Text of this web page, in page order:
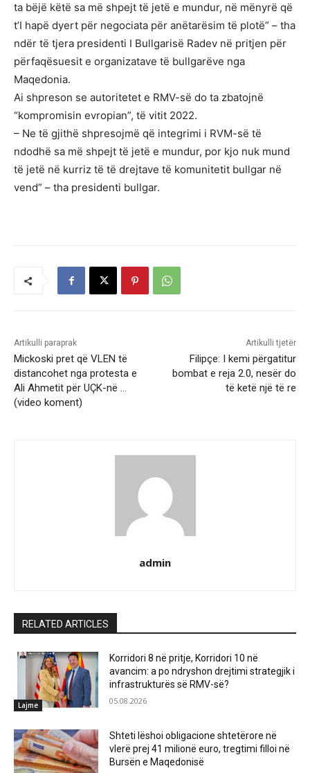
ta bëjë këtë sa më shpejt të jetë e mundur, në mënyrë që
t’I hapë dyert për negociata për anëtarësim të plotë” – tha
ndër të tjera presidenti I Bullgarisë Radev në pritjen për
përfaqësuesit e organizatave të bullgarëve nga
Maqedonia.
Ai shpreson se autoritetet e RMV-së do ta zbatojnë
“kompromisin evropian”, të vitit 2022.
– Ne të gjithë shpresojmë që integrimi i RVM-së të
ndodhë sa më shpejt të jetë e mundur, por kjo nuk mund
të jetë në kurriz të të drejtave të komunitetit bullgar në
vend” – tha presidenti bullgar.
Artikulli paraprak
Mickoski pret që VLEN të
distancohet nga protesta e
Ali Ahmetit për UÇK-në …
(video koment)
Artikulli tjetër
Filipçe: I kemi përgatitur
bombat e reja 2.0, nesër do
të ketë një të re
admin
RELATED ARTICLES
Lajme
Korridori 8 në pritje, Korridori 10 në
avancim: a po ndryshon drejtimi strategjik i
infrastrukturës së RMV-së?
05.08.2026
Shteti lëshoi obligacione shtetërore në
vlerë prej 41 milionë euro, tregtimi filloi në
Bursën e Maqedonisë